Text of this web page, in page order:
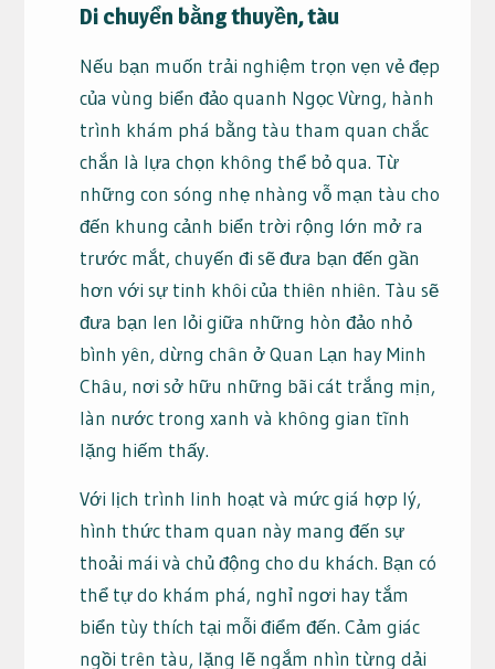
Di chuyển bằng thuyền, tàu
Nếu bạn muốn trải nghiệm trọn vẹn vẻ đẹp
của vùng biển đảo quanh Ngọc Vừng, hành
trình khám phá bằng tàu tham quan chắc
chắn là lựa chọn không thể bỏ qua. Từ
những con sóng nhẹ nhàng vỗ mạn tàu cho
đến khung cảnh biển trời rộng lớn mở ra
trước mắt, chuyến đi sẽ đưa bạn đến gần
hơn với sự tinh khôi của thiên nhiên. Tàu sẽ
đưa bạn len lỏi giữa những hòn đảo nhỏ
bình yên, dừng chân ở Quan Lạn hay Minh
Châu, nơi sở hữu những bãi cát trắng mịn,
làn nước trong xanh và không gian tĩnh
lặng hiếm thấy.
Với lịch trình linh hoạt và mức giá hợp lý,
hình thức tham quan này mang đến sự
thoải mái và chủ động cho du khách. Bạn có
thể tự do khám phá, nghỉ ngơi hay tắm
biển tùy thích tại mỗi điểm đến. Cảm giác
ngồi trên tàu, lặng lẽ ngắm nhìn từng dải